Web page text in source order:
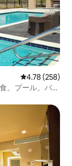
レビュー258
4.78 (258)
。プール。バ